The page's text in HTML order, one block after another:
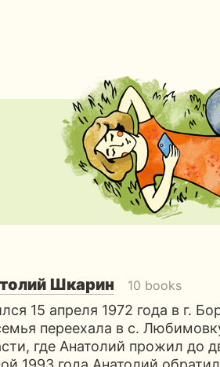
Шкарин 10 books
15 апреля 1972 года в г.
переехала в с.
где Анатолий прожил до